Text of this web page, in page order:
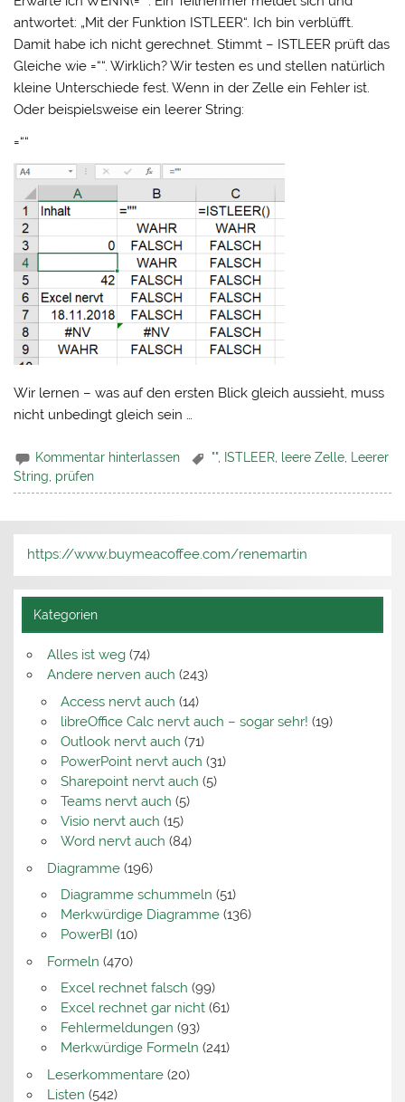
antwortet: „Mit der Funktion ISTLEER“. Ich bin verblüfft.
Damit habe ich nicht gerechnet. Stimmt – ISTLEER prüft das
Gleiche wie =““. Wirklich? Wir testen es und stellen natürlich
kleine Unterschiede fest. Wenn in der Zelle ein Fehler ist.
Oder beispielsweise ein leerer String:
=““
Wir lernen – was auf den ersten Blick gleich aussieht, muss
nicht unbedingt gleich sein …
Kommentar hinterlassen "", ISTLEER leere Zelle
Leerer
String prüfen
https://www.buymeacoffee.com/renemartin
Kategorien
Alles ist weg(74)
Andere nerven auch (243)
Access nervt auch (14)
libreOffice Calc nervt auch – sogar sehr! (19)
Outlook nervt auch (71)
PowerPoint nervt auch (31)
Sharepoint nervt auch (5)
Teams nervt auch (5)
Visio nervt auch (15)
Word nervt auch (84)
Diagramme(196)
Diagramme schummeln (51)
Merkwürdige Diagramme(136)
PowerBI (10)
Formeln (470)
Excel rechnet falsch (99)
Excel rechnet gar nicht(61)
Fehlermeldungen (93)
Merkwürdige Formeln (241)
Leserkommentare(20)
Listen (542)